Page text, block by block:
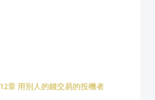
章 用別人的錢交易的投機者